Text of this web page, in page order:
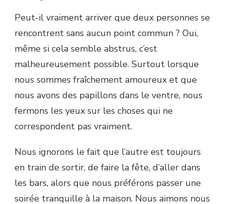
Peut-il vraiment arriver que deux personnes se
rencontrent sans aucun point commun ? Oui,
même si cela semble abstrus, c’est
malheureusement possible. Surtout lorsque
nous sommes fraîchement amoureux et que
nous avons des papillons dans le ventre, nous
fermons les yeux sur les choses qui ne
correspondent pas vraiment.
Nous ignorons le fait que l’autre est toujours
en train de sortir, de faire la fête, d’aller dans
les bars, alors que nous préférons passer une
soirée tranquille à la maison. Nous aimons nous